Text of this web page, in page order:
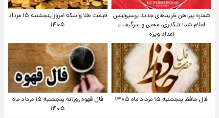
شماره پیراهن خریدهای جدید پرسپولیس
اعلام شد؛ تیکدری، محبی و سرگیف با
اعداد ویژه
قیمت طلا و سکه امروز پنجشنبه ۱۵ مرداد
۱۴۰۵
فال حافظ پنجشنبه ۱۵ مرداد ماه ۱۴۰۵
فال قهوه روزانه پنجشنبه ۱۵ مرداد ماه
۱۴۰۵